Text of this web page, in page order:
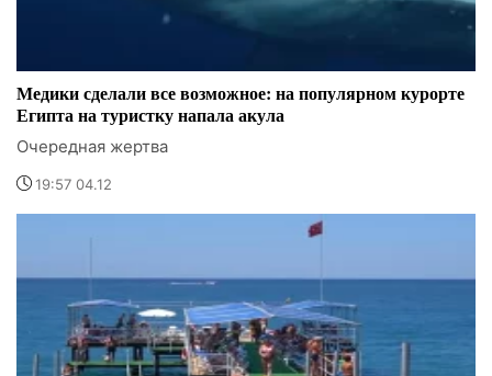
Медики сделали все возможное: на популярном курорте
Египта на туристку напала акула
Очередная жертва
19:57 04.12